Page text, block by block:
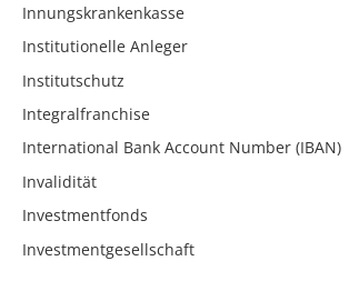
Innungskrankenkasse
Institutionelle Anleger
Institutschutz
Integralfranchise
International Bank Account Number (IBAN)
Invalidität
Investmentfonds
Investmentgesellschaft